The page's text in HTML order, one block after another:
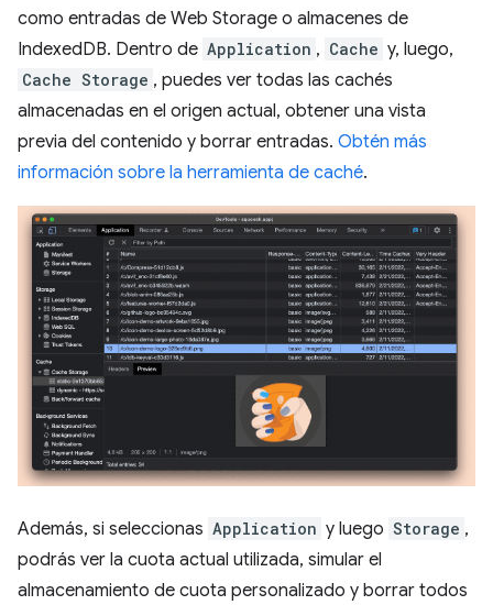
como entradas de Web Storage o almacenes de
IndexedDB. Dentro de Application , Cache y, luego,
Cache Storage , puedes ver todas las cachés
almacenadas en el origen actual, obtener una vista
previa del contenido y borrar entradas. Obtén más
información sobre la herramienta de caché.
Además, si seleccionas Application y luego Storage ,
podrás ver la cuota actual utilizada, simular el
almacenamiento de cuota personalizado y borrar todos